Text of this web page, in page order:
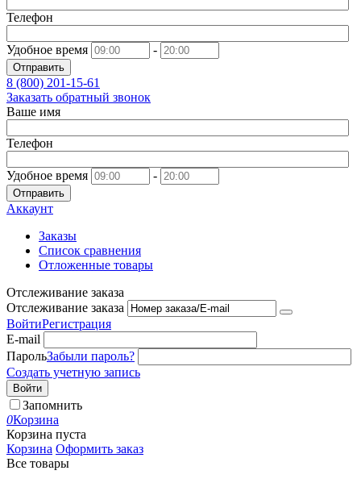
Телефон
Удобное время -
Отправить
8 (800) 201-15-61
Заказать обратный звонок
Ваше имя
Телефон
Удобное время -
Отправить
Аккаунт
Заказы
Список сравнения
Отложенные товары
Отслеживание заказа
Отслеживание заказа
ВойтиРегистрация
E-mail
ПарольЗабыли пароль?
Создать учетную запись
Войти
Запомнить
0Корзина
Корзина пуста
Корзина Оформить заказ
Все товары